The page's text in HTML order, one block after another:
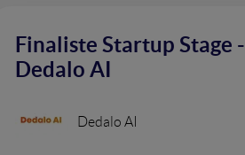
Finaliste Startup Stage -
Dedalo AI
Dedalo AI